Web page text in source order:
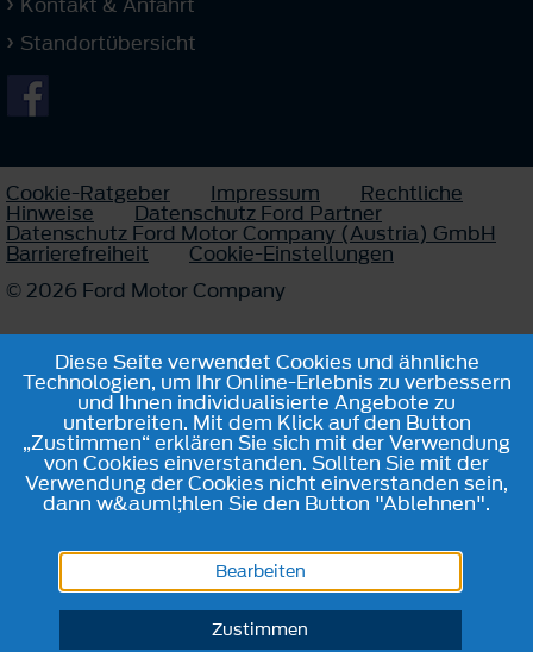
Standortübersicht
Cookie-Ratgeber Impressum Rechtliche
Hinweise Datenschutz Ford Partner
Datenschutz Ford Motor Company (Austria) GmbH
Barrierefreiheit
Cookie-Einstellungen
© 2026 Ford Motor Company
Diese Seite verwendet Cookies und ähnliche
Technologien, um Ihr Online-Erlebnis zu verbessern
und Ihnen individualisierte Angebote zu
unterbreiten. Mit dem Klick auf den Button
„Zustimmen“ erklären Sie sich mit der Verwendung
von Cookies einverstanden. Sollten Sie mit der
Verwendung der Cookies nicht einverstanden sein,
dann w&auml;hlen Sie den Button "Ablehnen".
Bearbeiten
Zustimmen